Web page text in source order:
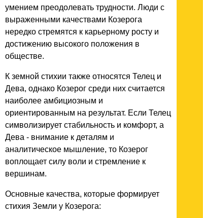
умением преодолевать трудности. Люди с
выраженными качествами Козерога
нередко стремятся к карьерному росту и
достижению высокого положения в
обществе.
К земной стихии также относятся Телец и
Дева, однако Козерог среди них считается
наиболее амбициозным и
ориентированным на результат. Если Телец
символизирует стабильность и комфорт, а
Дева - внимание к деталям и
аналитическое мышление, то Козерог
воплощает силу воли и стремление к
вершинам.
Основные качества, которые формирует
стихия Земли у Козерога: